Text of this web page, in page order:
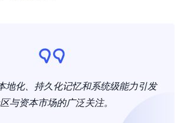
地化、持久化记忆和系统级能力引发
与资本市场的广泛关注。